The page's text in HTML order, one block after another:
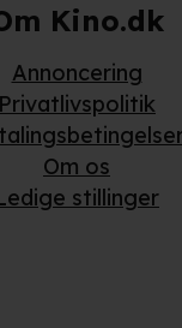
Kino.dk
Annoncering
Privatlivspolitik
Om os
stillinger